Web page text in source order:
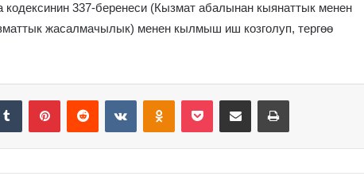
337-беренеси (Кызмат абалынан кыянаттык менен
жасалмачылык) менен кылмыш иш козголуп, тергөө
Tumblr PinterestReddit VKontakteOdnoklassniki
Pocket Share via Email Print